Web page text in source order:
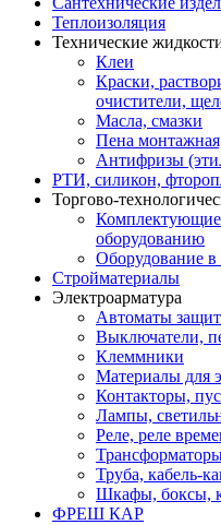
Теплоизоляция
Технические
Клеи
Краски,
очистители,
Масла, смазки
Пена
Антифризы
РТИ, силикон,
Торгово-
Комплектующие
оборудованию
Оборудование в
Стройматериалы
Электроарматура
Автоматы
Выключатели,
Клеммники
Материалы для
Контакторы,
Лампы,
Реле, реле
Труба, кабель-
Шкафы, боксы,
ФРЕШ КАР